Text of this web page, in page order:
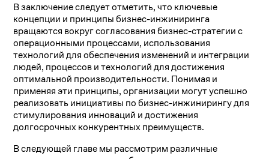
В заключение следует отметить, что ключевые
концепции и принципы бизнес-инжиниринга
вращаются вокруг согласования бизнес-стратегии с
операционными процессами, использования
технологий для обеспечения изменений и интеграции
людей, процессов и технологий для достижения
оптимальной производительности. Понимая и
применяя эти принципы, организации могут успешно
реализовать инициативы по бизнес-инжинирингу для
стимулирования инноваций и достижения
долгосрочных конкурентных преимуществ.
В следующей главе мы рассмотрим различные